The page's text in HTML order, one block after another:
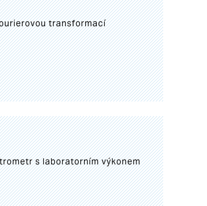
transformací
s laboratorním výkonem